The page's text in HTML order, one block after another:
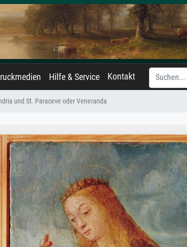
Hilfe & Service Kontakt
und St. Paraceve oder Veneranda